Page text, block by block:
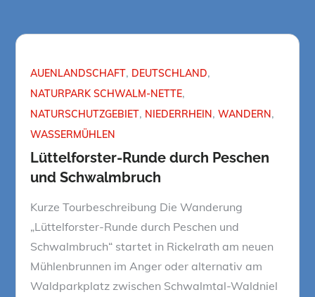
AUENLANDSCHAFT DEUTSCHLAND
NATURPARK SCHWALM-NETTE
NATURSCHUTZGEBIET NIEDERRHEIN WANDERN
WASSERMÜHLEN
Lüttelforster-Runde durch Peschen
und Schwalmbruch
Kurze Tourbeschreibung Die Wanderung
„Lüttelforster-Runde durch Peschen und
Schwalmbruch“ startet in Rickelrath am neuen
Mühlenbrunnen im Anger oder alternativ am
Waldparkplatz zwischen Schwalmtal-Waldniel